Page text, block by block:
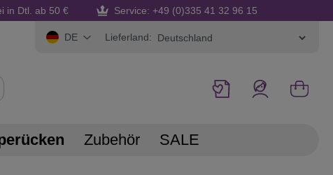
in Dtl. ab 50 € Service: +49 (0)335 41 32 96 15
DE Lieferland:
Zubehör SALE